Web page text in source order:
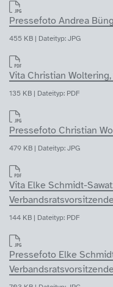
Pressefoto Andrea
455 KB | Dateityp: JPG
Vita Christian Woltering,
135 KB | Dateityp: PDF
Pressefoto Christian
479 KB | Dateityp: JPG
Vita Elke Schmidt-
Verbandsratsvorsitzende
144 KB | Dateityp: PDF
Pressefoto Elke
Verbandsratsvorsitzende